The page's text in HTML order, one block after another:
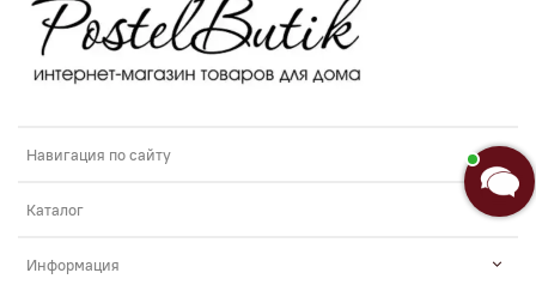
Навигация по сайту
Каталог
Информация
Добро пожаловать в «Постель
Бутик»!🌸